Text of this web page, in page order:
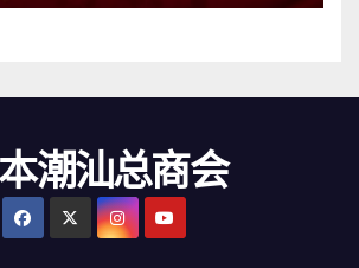
潮汕总商会